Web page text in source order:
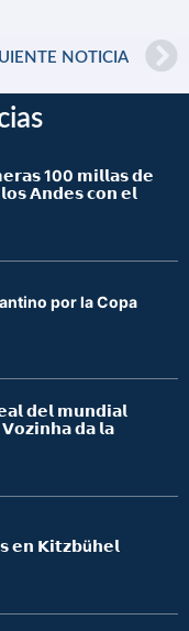
NOTICIA
100 𝗺𝗶𝗹𝗹𝗮𝘀 𝗱𝗲
𝗹𝗼𝘀 𝗔𝗻𝗱𝗲𝘀 𝗰𝗼𝗻 𝗲𝗹
por la Copa
𝗱𝗲𝗹 𝗺𝘂𝗻𝗱𝗶𝗮𝗹
𝗱𝗮 𝗹𝗮
𝗲𝗻 𝗞𝗶𝘁𝘇𝗯ü𝗵𝗲𝗹